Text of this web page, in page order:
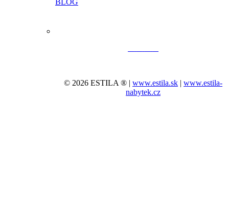
BLOG
© 2026 ESTILA ® |www.estila.sk |www.estila-
nabytek.cz